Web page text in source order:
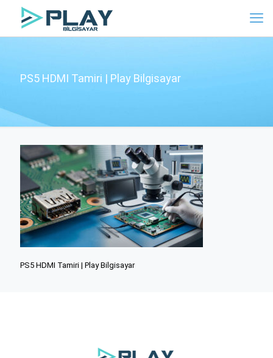
PS5 HDMI Tamiri | Play Bilgisayar
PS5 HDMI Tamiri | Play Bilgisayar